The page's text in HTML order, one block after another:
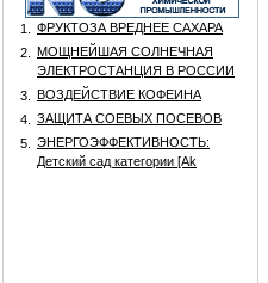
1.
ФРУКТОЗА ВРЕДНЕЕ САХАРА
2.
МОЩНЕЙШАЯ СОЛНЕЧНАЯ
ЭЛЕКТРОСТАНЦИЯ В РОССИИ
3.
ВОЗДЕЙСТВИЕ КОФЕИНА
4.
ЗАЩИТА СОЕВЫХ ПОСЕВОВ
5.
ЭНЕРГОЭФФЕКТИВНОСТЬ:
Детский сад категории [Аk